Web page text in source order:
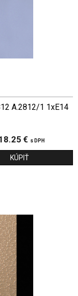
A.2812/1 1xE14
€ s DPH